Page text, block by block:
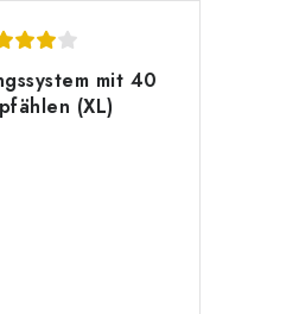
mit 40
(XL)